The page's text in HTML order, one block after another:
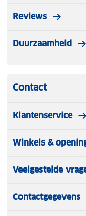
Reviews
Duurzaamheid
Contact
Klantenservice
Winkels &
Veelgestelde
Contactgegevens